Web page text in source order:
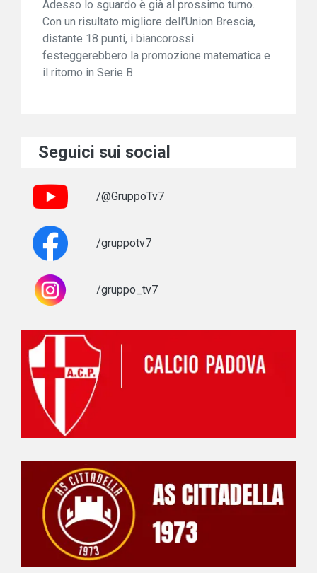
Adesso lo sguardo è già al prossimo turno.
Con un risultato migliore dell’Union Brescia,
distante 18 punti, i biancorossi
festeggerebbero la promozione matematica e
il ritorno in Serie B.
Seguici sui social
/@GruppoTv7
/gruppotv7
/gruppo_tv7